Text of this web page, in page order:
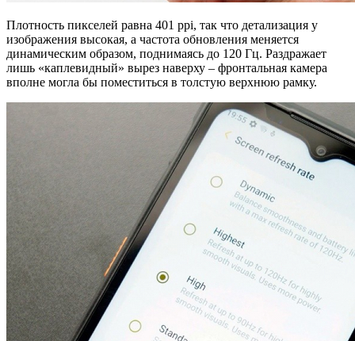
Плотность пикселей равна 401 ppi, так что детализация у
изображения высокая, а частота обновления меняется
динамическим образом, поднимаясь до 120 Гц. Раздражает
лишь «каплевидный» вырез наверху – фронтальная камера
вполне могла бы поместиться в толстую верхнюю рамку.